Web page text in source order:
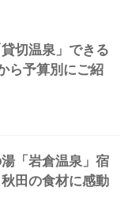
切温泉」できる
ら予算別にご紹
湯「岩倉温泉」宿
田の食材に感動